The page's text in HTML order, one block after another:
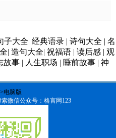
子大全| 经典语录 | 诗句大全 | 名
| 造句大全| 祝福语 | 读后感 | 观
故事 | 人生职场 | 睡前故事 | 神
电脑版
微信公众号：格言网123